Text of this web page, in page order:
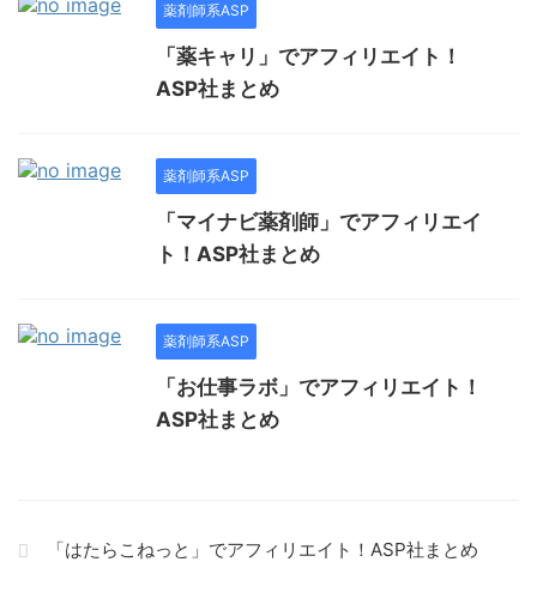
薬剤師系ASP
「薬キャリ」でアフィリエイト！
ASP社まとめ
薬剤師系ASP
「マイナビ薬剤師」でアフィリエイ
ト！ASP社まとめ
薬剤師系ASP
「お仕事ラボ」でアフィリエイト！
ASP社まとめ
「はたらこねっと」でアフィリエイト！ASP社まとめ